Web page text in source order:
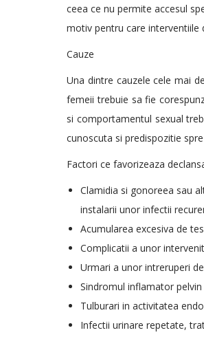
ceea ce nu permite accesul
motiv pentru care interventiile
Cauze
Una dintre cauzele cele mai
femeii trebuie sa fie
si comportamentul sexual
cunoscuta si predispozitie
Factori ce favorizeaza
Clamidia si gonoreea sau
instalarii unor infectii
Acumularea excesiva de
Complicatii a unor
Urmari a unor intreruperi
Sindromul inflamator pelvin
Tulburari in activitatea
Infectii urinare repetate,